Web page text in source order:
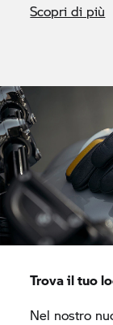
Scopri di più
Trova il tuo
Nel nostro